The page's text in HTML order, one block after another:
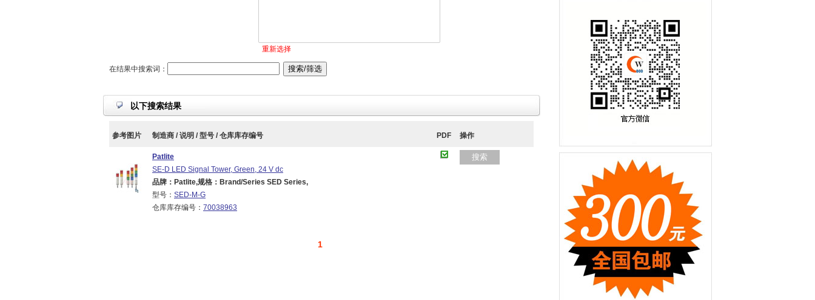
重新选择
在结果中搜索词：
以下搜索结果
参考图片 制造商 / 说明 / 型号 / 仓库库存编号 PDF 操作
Patlite
SE-D LED Signal Tower, Green, 24 V dc
品牌：Patlite,规格：Brand/Series SED Series,
型号： SED-M-G
仓库库存编号： 70038963
搜索
1